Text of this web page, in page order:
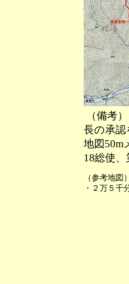
（備考
長の承認
地図
18総使、
（参考地図）
・２万５